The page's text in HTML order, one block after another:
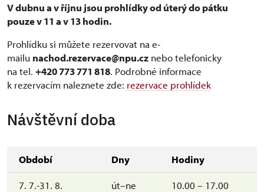
V dubnu a v říjnu jsou prohlídky od úterý do pátku
pouze v 11 a v 13 hodin.
Prohlídku si můžete rezervovat na e-
mailu nachod.rezervace@npu.cz nebo telefonicky
na tel. +420 773 771 818. Podrobné informace
k rezervacím naleznete zde: rezervace prohlídek
Návštěvní doba
Období Dny Hodiny
7. 7.-31. 8. út–ne 10.00 – 17.00